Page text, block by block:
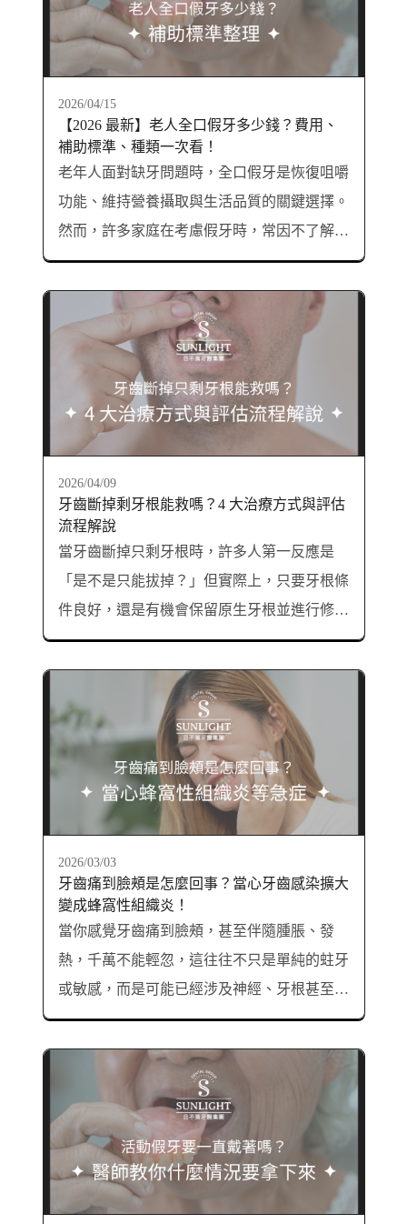
2026/04/15
【2026 最新】老人全口假牙多少錢？費用、
補助標準、種類一次看！
老年人面對缺牙問題時，全口假牙是恢復咀嚼
功能、維持營養攝取與生活品質的關鍵選擇。
然而，許多家庭在考慮假牙時，常因不了解費
用結構與政府補助而感到困惑與壓力。本文將
深入解析市面上常見的假牙種類、合理的價格
區間、以及政府補助標準，協助你做出最合適
的選擇。
2026/04/09
牙齒斷掉剩牙根能救嗎？4 大治療方式與評估
流程解說
當牙齒斷掉只剩牙根時，許多人第一反應是
「是不是只能拔掉？」但實際上，只要牙根條
件良好，還是有機會保留原生牙根並進行修
復。本文將由牙醫師角度，完整解析常見斷牙
原因、殘根處理方式、是否能做牙套或補牙，
協助你了解正確處置流程。
2026/03/03
牙齒痛到臉頰是怎麼回事？當心牙齒感染擴大
變成蜂窩性組織炎！
當你感覺牙齒痛到臉頰，甚至伴隨腫脹、發
熱，千萬不能輕忽，這往往不只是單純的蛀牙
或敏感，而是可能已經涉及神經、牙根甚至顏
面部深層組織的感染。本篇將從牙痛可能原
因、警訊症狀、潛在危機、常見誤解，到治療